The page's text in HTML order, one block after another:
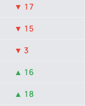
▼ 17
▼ 15
▼ 3
▲ 16
▲ 18